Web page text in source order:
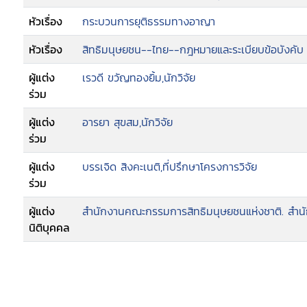
หัวเรื่อง
กระบวนการยุติธรรมทางอาญา
หัวเรื่อง
สิทธิมนุษยชน--ไทย--กฎหมายและระเบียบข้อบังคับ
ผู้แต่ง
ร่วม
เรวดี ขวัญทองยิ้ม,นักวิจัย
ผู้แต่ง
ร่วม
อารยา สุขสม,นักวิจัย
ผู้แต่ง
ร่วม
บรรเจิด สิงคะเนติ,ที่ปรึกษาโครงการวิจัย
ผู้แต่ง
นิติบุคคล
สำนักงานคณะกรรมการสิทธิมนุษยชนแห่งชาติ. สำนั